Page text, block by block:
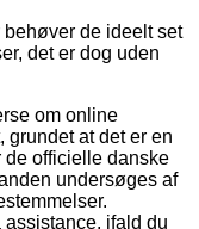
behøver de ideelt set
det er dog uden
om online
at det er en
de officielle danske
undersøges af
ifald du